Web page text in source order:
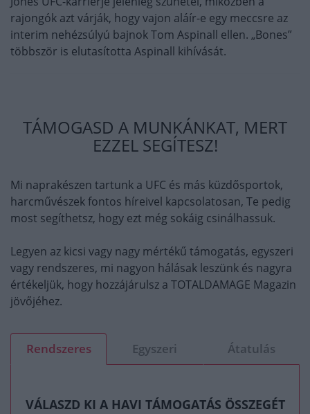
rajongók azt várják, hogy vajon aláír-e egy meccsre az
interim nehézsúlyú bajnok Tom Aspinall ellen. „Bones”
többször is elutasította Aspinall kihívását.
TÁMOGASD A MUNKÁNKAT, MERT
EZZEL SEGÍTESZ!
Mi naprakészen tartunk a UFC és más küzdősportok,
harcművészek fontos híreivel kapcsolatosan, Te pedig
most segíthetsz, hogy ezt még sokáig csinálhassuk.
Legyen az kicsi vagy nagy mértékű támogatás, egyszeri
vagy rendszeres, mi nagyon hálásak leszünk és nagyra
értékeljük, hogy hozzájárulsz a TOTALDAMAGE Magazin
jövőjéhez.
Rendszeres Egyszeri Átatulás
VÁLASZD KI A HAVI TÁMOGATÁS ÖSSZEGÉT